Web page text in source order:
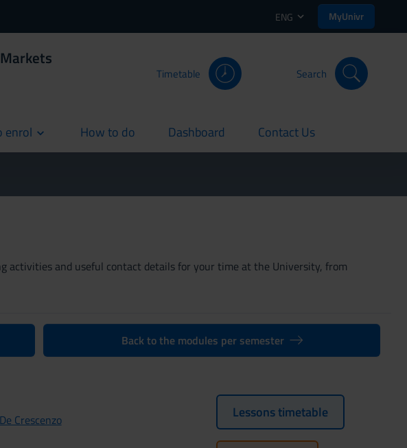
ENG MyUnivr
Timetable Search
enrol How to do
current Dashboard
current Contact Us
current
activities and useful contact details for your time at the University, from
Back to the modules per semester
Crescenzo
Lessons timetable